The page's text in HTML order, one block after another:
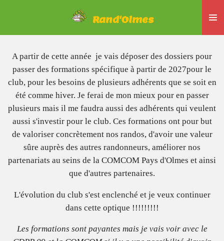
contenu
Rand'Olmes
A partir de cette année je vais déposer des dossiers pour
passer des formations spécifique à partir de 2027pour le
club, pour les besoins de plusieurs adhérents que se soit en
été comme hiver. Je ferai de mon mieux pour en passer
plusieurs mais il me faudra aussi des adhérents qui veulent
aussi s'investir pour le club. Ces formations ont pour but
de valoriser concrètement nos randos, d'avoir une valeur
sûre auprès des autres randonneurs, améliorer nos
partenariats au seins de la COMCOM Pays d'Olmes et ainsi
que d'autres partenaires.
L'évolution du club s'est enclenché et je veux continuer
dans cette optique !!!!!!!!!
Les formations sont payantes mais je vais voir avec le